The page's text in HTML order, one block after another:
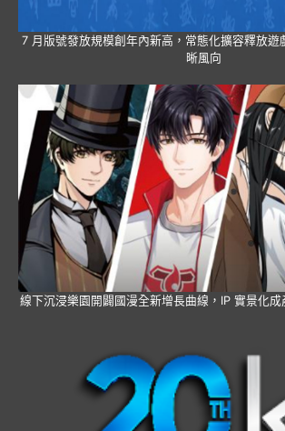
7 月版號發放規模創年內新高，常態化擴容釋放遊
晰風向
線下沉浸樂園開闢國漫全新增長曲線，IP 實景化